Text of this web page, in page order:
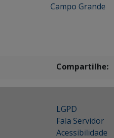
Campo Grande
Compartilhe:
LGPD
Fala Servidor
Acessibilidade